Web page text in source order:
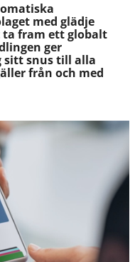
med glädje
fram ett globalt
ger
sitt snus till alla
från och med